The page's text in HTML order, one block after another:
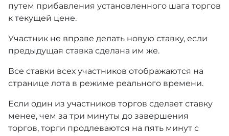
путем прибавления установленного шага торгов
к текущей цене.
Участник не вправе делать новую ставку, если
предыдущая ставка сделана им же.
Все ставки всех участников отображаются на
странице лота в режиме реального времени.
Если один из участников торгов сделает ставку
менее, чем за три минуты до завершения
торгов, торги продлеваются на пять минут с